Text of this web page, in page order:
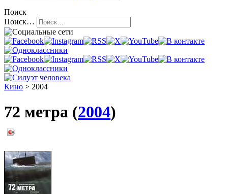
Поиск
Поиск…
Кино > 2004
72 метра (2004)